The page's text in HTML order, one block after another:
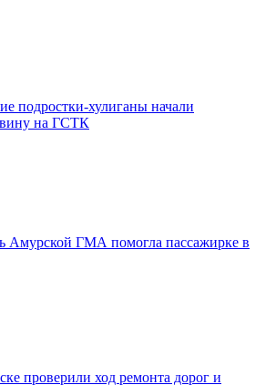
подростки-хулиганы начали
вину на ГСТК
Амурской ГМА помогла пассажирке в
проверили ход ремонта дорог и